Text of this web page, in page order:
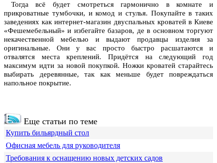
Тогда всё будет смотреться гармонично в комнате и
прикроватные тумбочки, и комод и стулья. Покупайте в таких
заведениях как интернет-магазин двуспальных кроватей в Киеве
«Фешемебельный» и избегайте базаров, де в основном торгуют
некачественной мебелью и выдают продавцы изделия за
оригинальные. Они у вас просто быстро расшатаются и
отвалятся места креплений. Придётся на следующий год
максимум идти за новой покупкой. Ножки кроватей старайтесь
выбирать деревянные, так как меньше будет повреждаться
напольное покрытие.
Еще статьи по теме
Купить бильярдный стол
Офисная мебель для руководителя
Требования к оснащению новых детских садов